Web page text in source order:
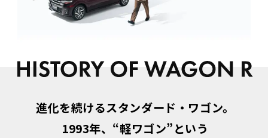
進化を続けるスタンダード・ワゴン。
1993年、“軽ワゴン”という